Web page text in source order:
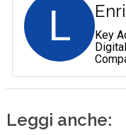
L
Key
Leggi anche: